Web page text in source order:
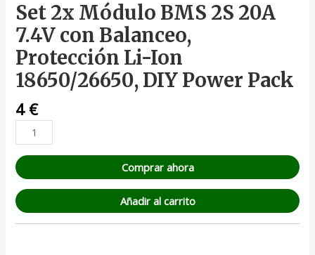
Set 2x Módulo BMS 2S 20A
7.4V con Balanceo,
Protección Li-Ion
18650/26650, DIY Power Pack
4 €
Comprar ahora
Añadir al carrito